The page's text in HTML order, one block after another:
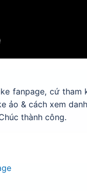
fanpage, cứ
ảo & cách xem
thành công.